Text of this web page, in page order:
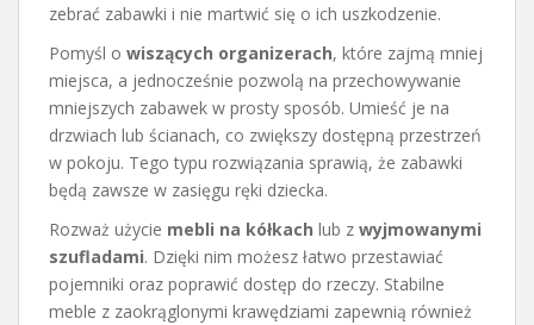
zebrać zabawki i nie martwić się o ich uszkodzenie.
Pomyśl o wiszących organizerach, które zajmą mniej
miejsca, a jednocześnie pozwolą na przechowywanie
mniejszych zabawek w prosty sposób. Umieść je na
drzwiach lub ścianach, co zwiększy dostępną przestrzeń
w pokoju. Tego typu rozwiązania sprawią, że zabawki
będą zawsze w zasięgu ręki dziecka.
Rozważ użycie mebli na kółkach lub z wyjmowanymi
szufladami. Dzięki nim możesz łatwo przestawiać
pojemniki oraz poprawić dostęp do rzeczy. Stabilne
meble z zaokrąglonymi krawędziami zapewnią również